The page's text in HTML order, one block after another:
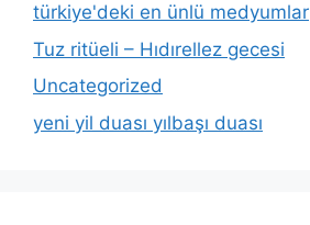
türkiye'deki en ünlü medyumlar
Tuz ritüeli – Hıdırellez gecesi
Uncategorized
yeni yil duası yılbaşı duası